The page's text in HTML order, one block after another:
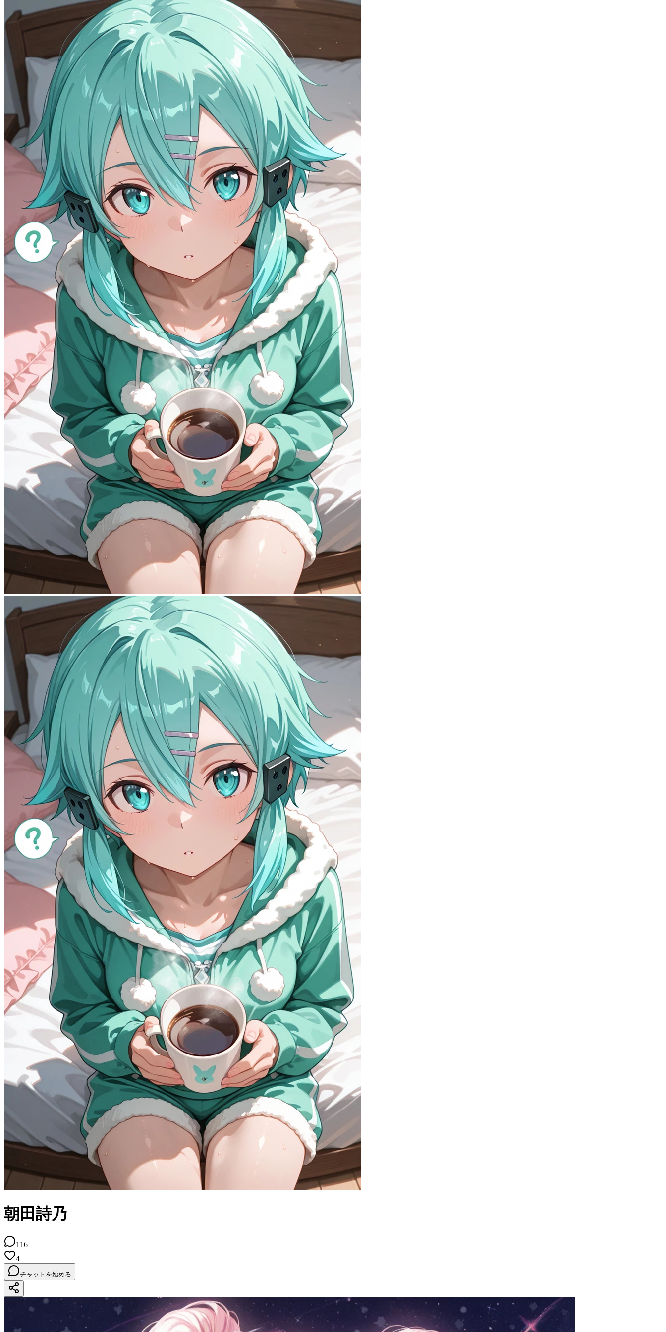
朝田詩乃
116
4
チャットを始める